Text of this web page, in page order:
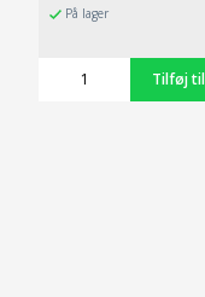
På lager